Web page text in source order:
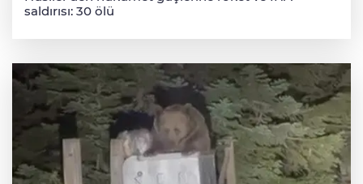
saldırısı: 30 ölü